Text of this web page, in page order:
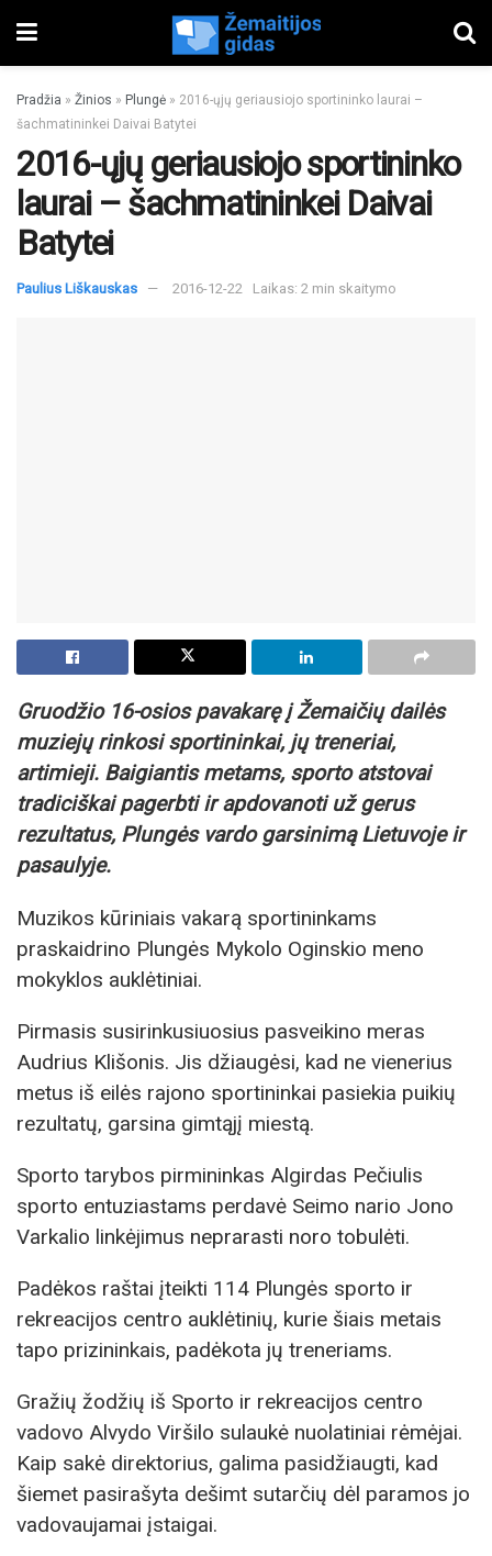
Pradžia » Žinios » Plungė » 2016-ųjų geriausiojo sportininko laurai –
šachmatininkei Daivai Batytei
2016-ųjų geriausiojo sportininko
laurai – šachmatininkei Daivai
Batytei
Paulius Liškauskas 2016-12-22 Laikas: 2 min skaitymo
Gruodžio 16-osios pavakarę į Žemaičių dailės
muziejų rinkosi sportininkai, jų treneriai,
artimieji. Baigiantis metams, sporto atstovai
tradiciškai pagerbti ir apdovanoti už gerus
rezultatus, Plungės vardo garsinimą Lietuvoje ir
pasaulyje.
Muzikos kūriniais vakarą sportininkams
praskaidrino Plungės Mykolo Oginskio meno
mokyklos auklėtiniai.
Pirmasis susirinkusiuosius pasveikino meras
Audrius Klišonis. Jis džiaugėsi, kad ne vienerius
metus iš eilės rajono sportininkai pasiekia puikių
rezultatų, garsina gimtąjį miestą.
Sporto tarybos pirmininkas Algirdas Pečiulis
sporto entuziastams perdavė Seimo nario Jono
Varkalio linkėjimus neprarasti noro tobulėti.
Padėkos raštai įteikti 114 Plungės sporto ir
rekreacijos centro auklėtinių, kurie šiais metais
tapo prizininkais, padėkota jų treneriams.
Gražių žodžių iš Sporto ir rekreacijos centro
vadovo Alvydo Viršilo sulaukė nuolatiniai rėmėjai.
Kaip sakė direktorius, galima pasidžiaugti, kad
šiemet pasirašyta dešimt sutarčių dėl paramos jo
vadovaujamai įstaigai.